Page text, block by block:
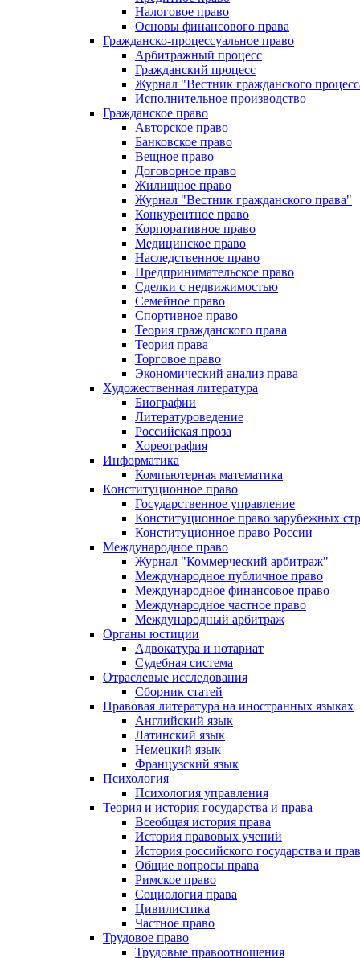
Налоговое право
Основы финансового права
Гражданско-процессуальное право
Арбитражный процесс
Гражданский процесс
Журнал "Вестник гражданского
Исполнительное производство
Гражданское право
Авторское право
Банковское право
Вещное право
Договорное право
Жилищное право
Журнал "Вестник гражданского права"
Конкурентное право
Корпоративное право
Медицинское право
Наследственное право
Предпринимательское право
Сделки с недвижимостью
Семейное право
Спортивное право
Теория гражданского права
Теория права
Торговое право
Экономический анализ права
Художественная литература
Биографии
Литературоведение
Российская проза
Хореография
Информатика
Компьютерная математика
Конституционное право
Государственное управление
Конституционное право зарубежных
Конституционное право России
Международное право
Журнал "Коммерческий арбитраж"
Международное публичное право
Международное финансовое право
Международное частное право
Международный арбитраж
Органы юстиции
Адвокатура и нотариат
Судебная система
Отраслевые исследования
Сборник статей
Правовая литература на иностранных языках
Английский язык
Латинский язык
Немецкий язык
Французский язык
Психология
Психология управления
Теория и история государства и права
Всеобщая история права
История правовых учений
История российского государства и
Общие вопросы права
Римское право
Социология права
Цивилистика
Частное право
Трудовое право
Трудовые правоотношения